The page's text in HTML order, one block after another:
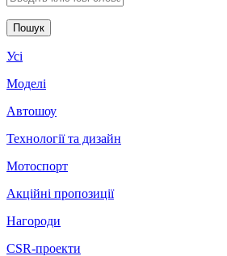
Усі
Моделі
Автошоу
Технології та дизайн
Мотоспорт
Акційні пропозиції
Нагороди
CSR-проекти